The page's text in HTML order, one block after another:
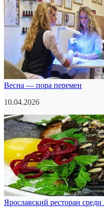
Весна — пора перемен
10.04.2026
Ярославский ресторан